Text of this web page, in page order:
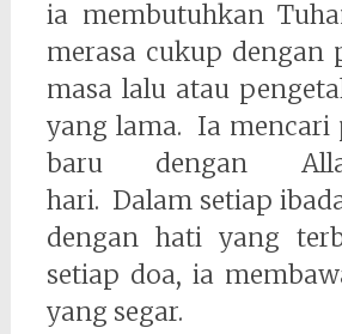
ia membutuhkan
merasa cukup dengan
masa lalu atau
yang lama. Ia mencari
baru dengan
hari. Dalam setiap
dengan hati yang
setiap doa, ia
yang segar.